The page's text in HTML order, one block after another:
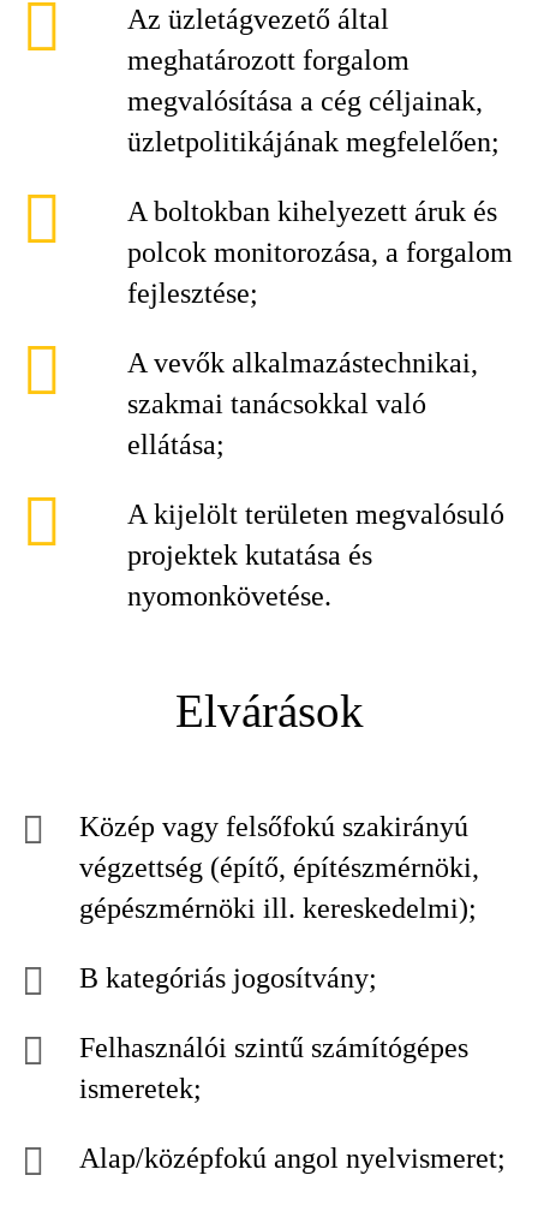
Az üzletágvezető által
meghatározott forgalom
megvalósítása a cég céljainak,
üzletpolitikájának megfelelően;
A boltokban kihelyezett áruk és
polcok monitorozása, a forgalom
fejlesztése;
A vevők alkalmazástechnikai,
szakmai tanácsokkal való
ellátása;
A kijelölt területen megvalósuló
projektek kutatása és
nyomonkövetése.
Elvárások
Közép vagy felsőfokú szakirányú
végzettség (építő, építészmérnöki,
gépészmérnöki ill. kereskedelmi);
B kategóriás jogosítvány;
Felhasználói szintű számítógépes
ismeretek;
Alap/középfokú angol nyelvismeret;